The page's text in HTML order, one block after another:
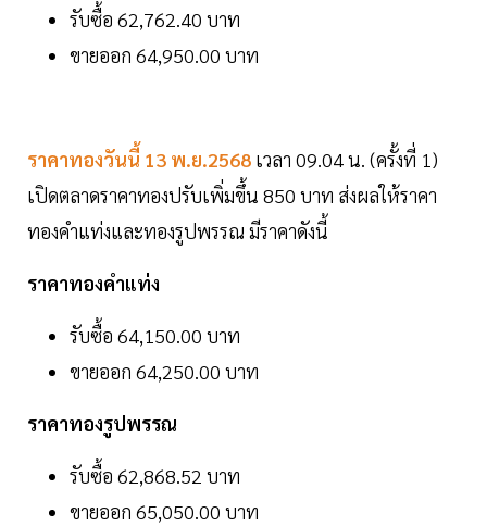
รับซื้อ 62,762.40 บาท
ขายออก 64,950.00 บาท
ราคาทองวันนี้ 13 พ.ย.2568 เวลา 09.04 น. (ครั้งที่ 1)
เปิดตลาดราคาทองปรับเพิ่มขึ้น 850 บาท ส่งผลให้ราคา
ทองคำแท่งและทองรูปพรรณ มีราคาดังนี้
ราคาทองคำแท่ง
รับซื้อ 64,150.00 บาท
ขายออก 64,250.00 บาท
ราคาทองรูปพรรณ
รับซื้อ 62,868.52 บาท
ขายออก 65,050.00 บาท